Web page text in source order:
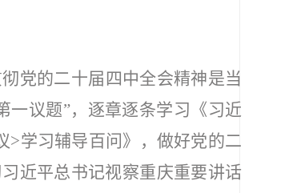
党的二十届 四中全会精神是当
一议题”， 逐章逐条学习 《习近
>学习辅导百问》， 做好党的二
习近平总书记视察重庆重要讲话